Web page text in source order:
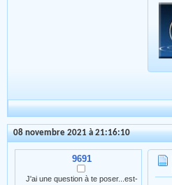
08 novembre 2021 à 21:16:10
9691
J'ai une question à te poser...est-